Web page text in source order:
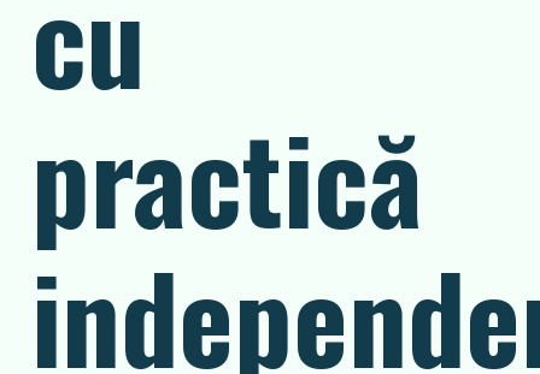
cu
practică